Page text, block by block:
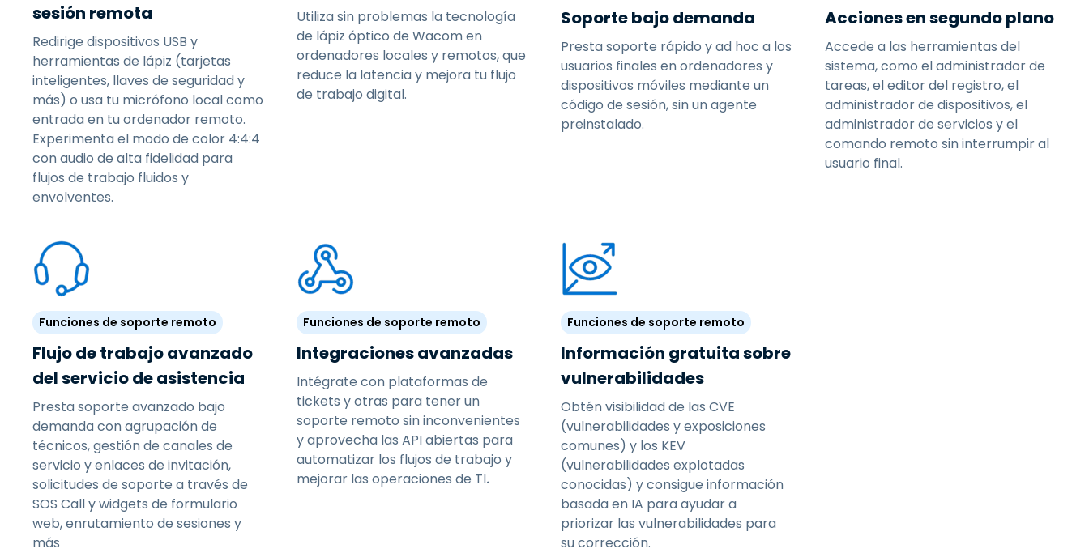
sesión remota
Redirige dispositivos USB y
herramientas de lápiz (tarjetas
inteligentes, llaves de seguridad y
más) o usa tu micrófono local como
entrada en tu ordenador remoto.
Experimenta el modo de color 4:4:4
con audio de alta fidelidad para
flujos de trabajo fluidos y
envolventes.
Utiliza sin problemas la tecnología
de lápiz óptico de Wacom en
ordenadores locales y remotos, que
reduce la latencia y mejora tu flujo
de trabajo digital.
Soporte bajo demanda
Presta soporte rápido y ad hoc a los
usuarios finales en ordenadores y
dispositivos móviles mediante un
código de sesión, sin un agente
preinstalado.
Acciones en segundo plano
Accede a las herramientas del
sistema, como el administrador de
tareas, el editor del registro, el
administrador de dispositivos, el
administrador de servicios y el
comando remoto sin interrumpir al
usuario final.
Funciones de soporte remoto
Flujo de trabajo avanzado
del servicio de asistencia
Presta soporte avanzado bajo
demanda con agrupación de
técnicos, gestión de canales de
servicio y enlaces de invitación,
solicitudes de soporte a través de
SOS Call y widgets de formulario
web, enrutamiento de sesiones y
más
Funciones de soporte remoto
Integraciones avanzadas
Intégrate con plataformas de
tickets y otras para tener un
soporte remoto sin inconvenientes
y aprovecha las API abiertas para
automatizar los flujos de trabajo y
mejorar las operaciones de TI.
Funciones de soporte remoto
Información gratuita sobre
vulnerabilidades
Obtén visibilidad de las CVE
(vulnerabilidades y exposiciones
comunes) y los KEV
(vulnerabilidades explotadas
conocidas) y consigue información
basada en IA para ayudar a
priorizar las vulnerabilidades para
su corrección.